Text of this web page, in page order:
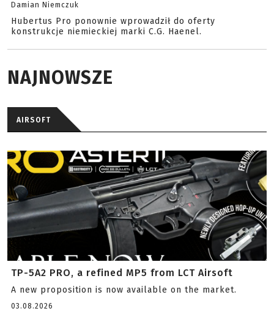
Damian Niemczuk
Hubertus Pro ponownie wprowadził do oferty
konstrukcje niemieckiej marki C.G. Haenel.
NAJNOWSZE
AIRSOFT
TP-5A2 PRO, a refined MP5 from LCT Airsoft
A new proposition is now available on the market.
03.08.2026